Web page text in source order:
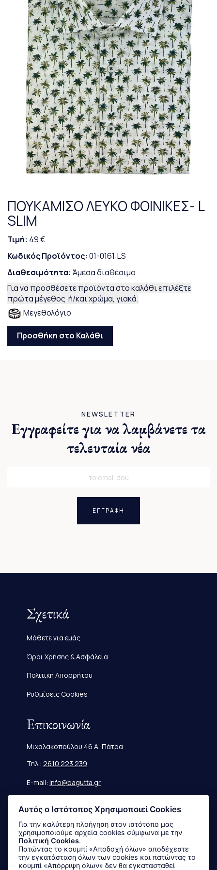
ΠΟΥΚΑΜΙΣΟ ΛΕΥΚΟ ΦΟΙΝΙΚΕΣ- L
SLIM
Τιμή: 49 €
Κωδικός Προϊόντος: 01-0161:LS
Διαθεσιμότητα: Άμεσα διαθέσιμο
Για να προσθέσετε προϊόντα στο καλάθι επιλέξτε
πρώτα μέγεθος ή/και χρώμα, γιακά.
Μεγεθολόγιο
Προσθήκη στο Καλάθι
NEWSLETTER
Εγγραφείτε για να λαμβάνετε τα
τελευταία νέα
ΕΓΓΡΑΦΗ
Σχετικά
Μάθετε για εμάς
Όροι Χρήσης & Ασφάλεια
Πολιτική Απορρήτου
Ρυθμίσεις Cookies
Επικοινωνία
Μιχαλακοπούλου 46 Α, Πάτρα
Τηλ.: 2610 223 239
E-mail: info@bagutta.gr
Πληροφορίες
Μεγεθολόγιο
Αποστολές & Επιστροφές
Αυτός ο Ιστότοπος Χρησιμοποιεί Cookies
Για την καλύτερη πλοήγηση στον ιστότοπο μας
χρησιμοποιούμε αρχεία cookies σύμφωνα με την
Πολιτική Cookies.
Πατώντας το κουμπί «Αποδοχή όλων» αποδέχεστε
την εγκατάσταση όλων των cookies και πατώντας το
κουμπί «Απόρριψη όλων» δεν θα εγκατασταθεί